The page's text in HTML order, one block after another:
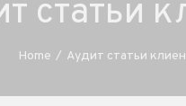
статьи
Home / Аудит статьи